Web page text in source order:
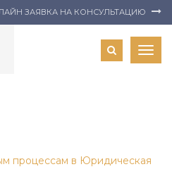
ЗАЯВКА НА КОНСУЛЬТАЦИЮ
процессам в Юридическая